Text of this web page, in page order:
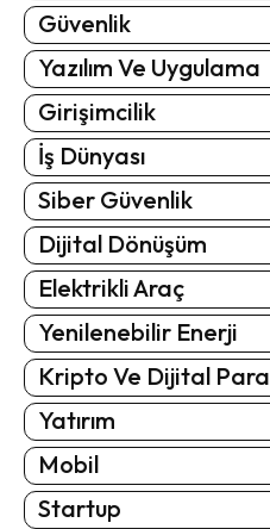
Güvenlik
Yazılım Ve Uygulama
Girişimcilik
İş Dünyası
Siber Güvenlik
Dijital Dönüşüm
Elektrikli Araç
Yenilenebilir Enerji
Kripto Ve Dijital Para
Yatırım
Mobil
Startup